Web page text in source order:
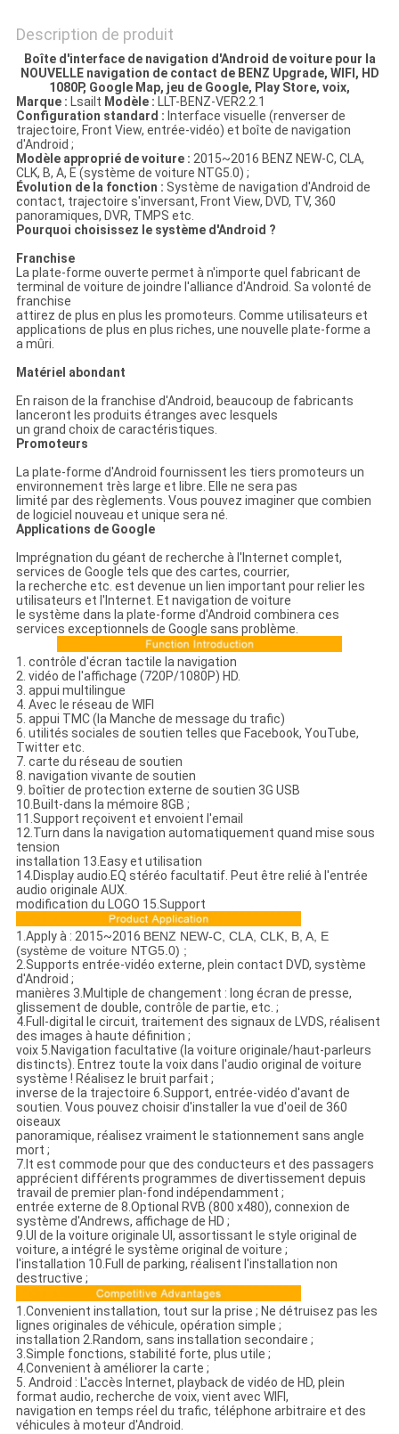
Description de produit
Boîte d'interface de navigation d'Android de voiture pour la
NOUVELLE navigation de contact de BENZ Upgrade, WIFI, HD
1080P, Google Map, jeu de Google, Play Store, voix,
Marque : Lsailt Modèle : LLT-BENZ-VER2.2.1
Configuration standard : Interface visuelle (renverser de
trajectoire, Front View, entrée-vidéo) et boîte de navigation
d'Android ;
Modèle approprié de voiture : 2015~2016 BENZ NEW-C, CLA,
CLK, B, A, E (système de voiture NTG5.0) ;
Évolution de la fonction : Système de navigation d'Android de
contact, trajectoire s'inversant, Front View, DVD, TV, 360
panoramiques, DVR, TMPS etc.
Pourquoi choisissez le système d'Android ?
Franchise
La plate-forme ouverte permet à n'importe quel fabricant de
terminal de voiture de joindre l'alliance d'Android. Sa volonté de
franchise
attirez de plus en plus les promoteurs. Comme utilisateurs et
applications de plus en plus riches, une nouvelle plate-forme a
a mûri.
Matériel abondant
En raison de la franchise d'Android, beaucoup de fabricants
lanceront les produits étranges avec lesquels
un grand choix de caractéristiques.
Promoteurs
La plate-forme d'Android fournissent les tiers promoteurs un
environnement très large et libre. Elle ne sera pas
limité par des règlements. Vous pouvez imaginer que combien
de logiciel nouveau et unique sera né.
Applications de Google
Imprégnation du géant de recherche à l'Internet complet,
services de Google tels que des cartes, courrier,
la recherche etc. est devenue un lien important pour relier les
utilisateurs et l'Internet. Et navigation de voiture
le système dans la plate-forme d'Android combinera ces
services exceptionnels de Google sans problème.
1. contrôle d'écran tactile la navigation
2. vidéo de l'affichage (720P/1080P) HD.
3. appui multilingue
4. Avec le réseau de WIFI
5. appui TMC (la Manche de message du trafic)
6. utilités sociales de soutien telles que Facebook, YouTube,
Twitter etc.
7. carte du réseau de soutien
8. navigation vivante de soutien
9. boîtier de protection externe de soutien 3G USB
10.Built-dans la mémoire 8GB ;
11.Support reçoivent et envoient l'email
12.Turn dans la navigation automatiquement quand mise sous
tension
installation 13.Easy et utilisation
14.Display audio.EQ stéréo facultatif. Peut être relié à l'entrée
audio originale AUX.
modification du LOGO 15.Support
1.Apply à : 2015~2016 BENZ NEW-C, CLA, CLK, B, A, E
(système de voiture NTG5.0) ;
2.Supports entrée-vidéo externe, plein contact DVD, système
d'Android ;
manières 3.Multiple de changement : long écran de presse,
glissement de double, contrôle de partie, etc. ;
4.Full-digital le circuit, traitement des signaux de LVDS, réalisent
des images à haute définition ;
voix 5.Navigation facultative (la voiture originale/haut-parleurs
distincts). Entrez toute la voix dans l'audio original de voiture
système ! Réalisez le bruit parfait ;
inverse de la trajectoire 6.Support, entrée-vidéo d'avant de
soutien. Vous pouvez choisir d'installer la vue d'oeil de 360
oiseaux
panoramique, réalisez vraiment le stationnement sans angle
mort ;
7.It est commode pour que des conducteurs et des passagers
apprécient différents programmes de divertissement depuis
travail de premier plan-fond indépendamment ;
entrée externe de 8.Optional RVB (800 x480), connexion de
système d'Andrews, affichage de HD ;
9.UI de la voiture originale UI, assortissant le style original de
voiture, a intégré le système original de voiture ;
l'installation 10.Full de parking, réalisent l'installation non
destructive ;
1.Convenient installation, tout sur la prise ; Ne détruisez pas les
lignes originales de véhicule, opération simple ;
installation 2.Random, sans installation secondaire ;
3.Simple fonctions, stabilité forte, plus utile ;
4.Convenient à améliorer la carte ;
5. Android : L'accès Internet, playback de vidéo de HD, plein
format audio, recherche de voix, vient avec WIFI,
navigation en temps réel du trafic, téléphone arbitraire et des
véhicules à moteur d'Android.